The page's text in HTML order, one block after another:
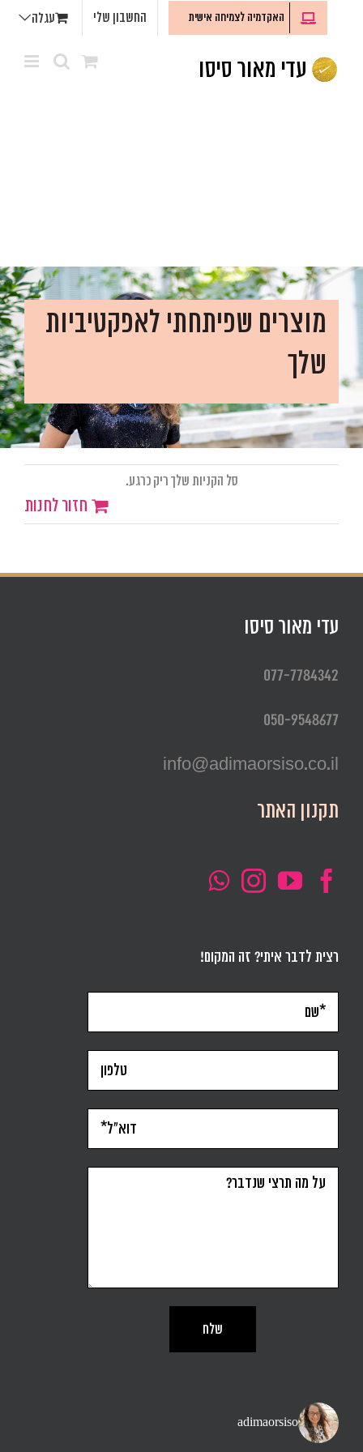
האקדמיה לצמיחה אישית החשבון שלי עגלה
מוצרים שפיתחתי לאפקטיביות
שלך
סל הקניות שלך ריק כרגע.
חזור לחנות
עדי מאור סיסו
077-7784342
050-9548677
info@adimaorsiso.co.il
תקנון האתר
רצית לדבר איתי? זה המקום!
adimaorsiso